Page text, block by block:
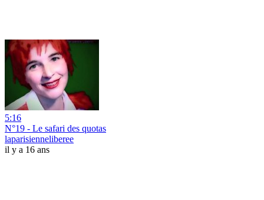
5:16
N°19 - Le safari des quotas
laparisienneliberee
il y a 16 ans